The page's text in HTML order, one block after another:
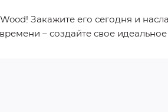
Закажите его сегодня и
– создайте свое